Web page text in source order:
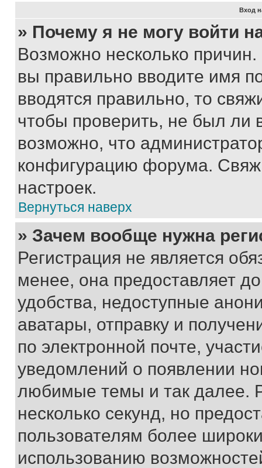
Вход
» Почему я не могу войти
Возможно несколько
вы правильно вводите имя
вводятся правильно, то
чтобы проверить, не был ли
возможно, что
конфигурацию форума.
настроек.
Вернуться наверх
» Зачем вообще нужна
Регистрация не является
менее, она предоставляет
удобства, недоступные
аватары, отправку и
по электронной почте,
уведомлений о появлении
любимые темы и так далее.
несколько секунд, но
пользователям более
использованию